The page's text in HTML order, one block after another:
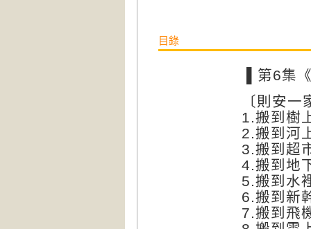
目錄
▌第6集
〔則安
1.搬到樹
2.搬到河
3.搬到超
4.搬到地
5.搬到水
6.搬到新
7.搬到飛